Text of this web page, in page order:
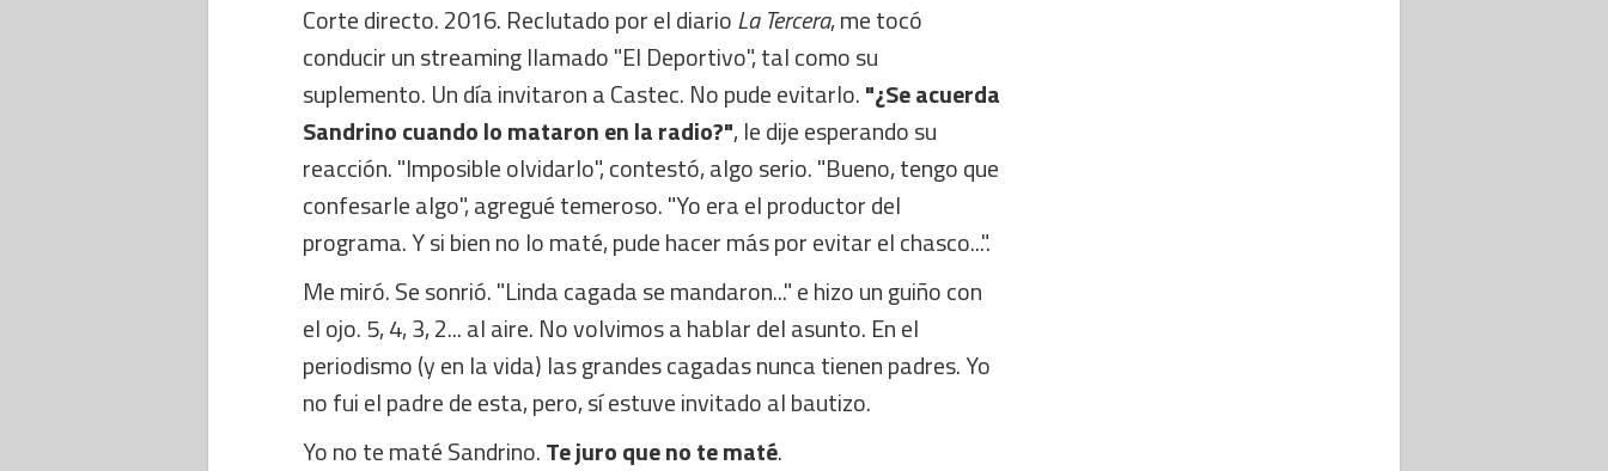
Corte directo. 2016. Reclutado por el diarioLa Tercera, me tocó
conducir un streaming llamado "El Deportivo", tal como su
suplemento. Un día invitaron a Castec. No pude evitarlo."¿Se acuerda
Sandrino cuando lo mataron en la radio?", le dije esperando su
reacción. "Imposible olvidarlo", contestó, algo serio. "Bueno, tengo que
confesarle algo", agregué temeroso. "Yo era el productor del
programa. Y si bien no lo maté, pude hacer más por evitar el chasco...".
Me miró. Se sonrió. "Linda cagada se mandaron..." e hizo un guiño con
el ojo. 5, 4, 3, 2... al aire. No volvimos a hablar del asunto. En el
periodismo (y en la vida) las grandes cagadas nunca tienen padres. Yo
no fui el padre de esta, pero, sí estuve invitado al bautizo.
Yo no te maté Sandrino.Te juro que no te maté.